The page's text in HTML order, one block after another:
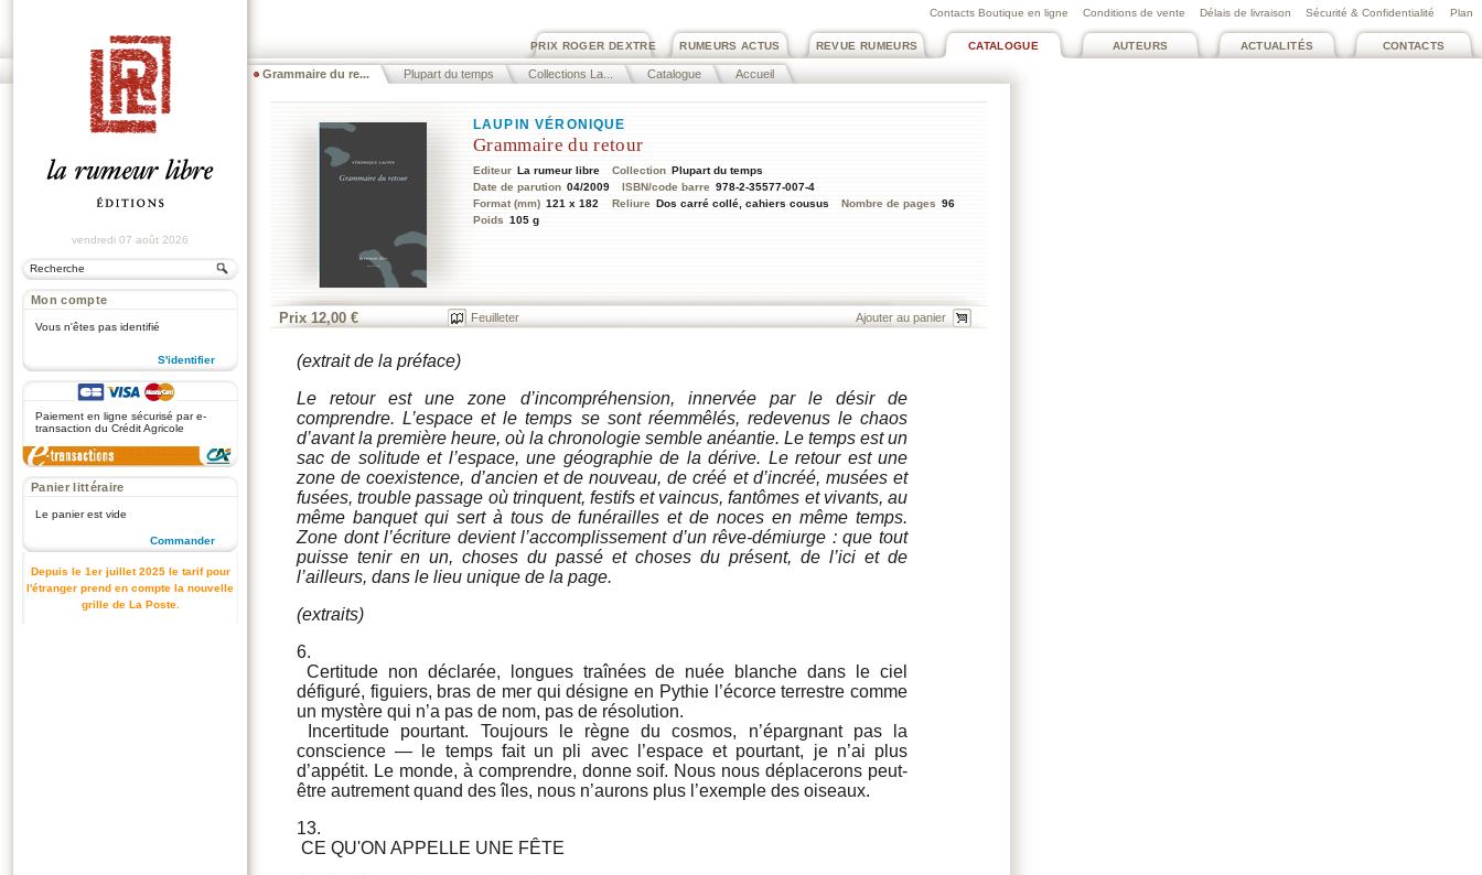
Plan
Contacts Boutique en ligne Conditions de vente Délais de livraison Sécurité & Confidentialité
CONTACTS
ACTUALITÉS
AUTEURS
CATALOGUE
REVUE RUMEURS
RUMEURS ACTUS
PRIX ROGER DEXTRE
Grammaire du re... Plupart du temps Collections La... Catalogue Accueil
vendredi 07 août 2026
Mon compte
Vous n'êtes pas identifié
S'identifier
Paiement en ligne sécurisé par e-
transaction du Crédit Agricole
Panier littéraire
Le panier est vide
Commander
Depuis le 1er juillet 2025 le tarif pour
l'étranger prend en compte la nouvelle
grille de La Poste.
LAUPIN VÉRONIQUE
Grammaire du retour
Editeur La rumeur libre Collection Plupart du temps
Date de parution 04/2009 ISBN/code barre 978-2-35577-007-4
Format (mm) 121 x 182 Reliure Dos carré collé, cahiers cousus Nombre de pages 96
Poids 105 g
Prix 12,00 € Feuilleter
(extrait de la préface)
Le retour est une zone d’incompréhension, innervée par le désir de
comprendre. L’espace et le temps se sont réemmêlés, redevenus le chaos
d’avant la première heure, où la chronologie semble anéantie. Le temps est un
sac de solitude et l’espace, une géographie de la dérive. Le retour est une
zone de coexistence, d’ancien et de nouveau, de créé et d’incréé, musées et
fusées, trouble passage où trinquent, festifs et vaincus, fantômes et vivants, au
même banquet qui sert à tous de funérailles et de noces en même temps.
Zone dont l’écriture devient l’accomplissement d’un rêve-démiurge : que tout
puisse tenir en un, choses du passé et choses du présent, de l’ici et de
l’ailleurs, dans le lieu unique de la page.
(extraits)
6.
Certitude non déclarée, longues traînées de nuée blanche dans le ciel
défiguré, figuiers, bras de mer qui désigne en Pythie l’écorce terrestre comme
un mystère qui n’a pas de nom, pas de résolution.
Incertitude pourtant. Toujours le règne du cosmos, n’épargnant pas la
conscience — le temps fait un pli avec l’espace et pourtant, je n’ai plus
d’appétit. Le monde, à comprendre, donne soif. Nous nous déplacerons peut-
être autrement quand des îles, nous n’aurons plus l’exemple des oiseaux.
13.
CE QU'ON APPELLE UNE FÊTE